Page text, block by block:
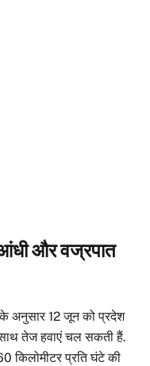
और वज्रपात
के अनुसार 12 जून को प्रदेश
तेज हवाएं चल सकती हैं.
किलोमीटर प्रति घंटे की